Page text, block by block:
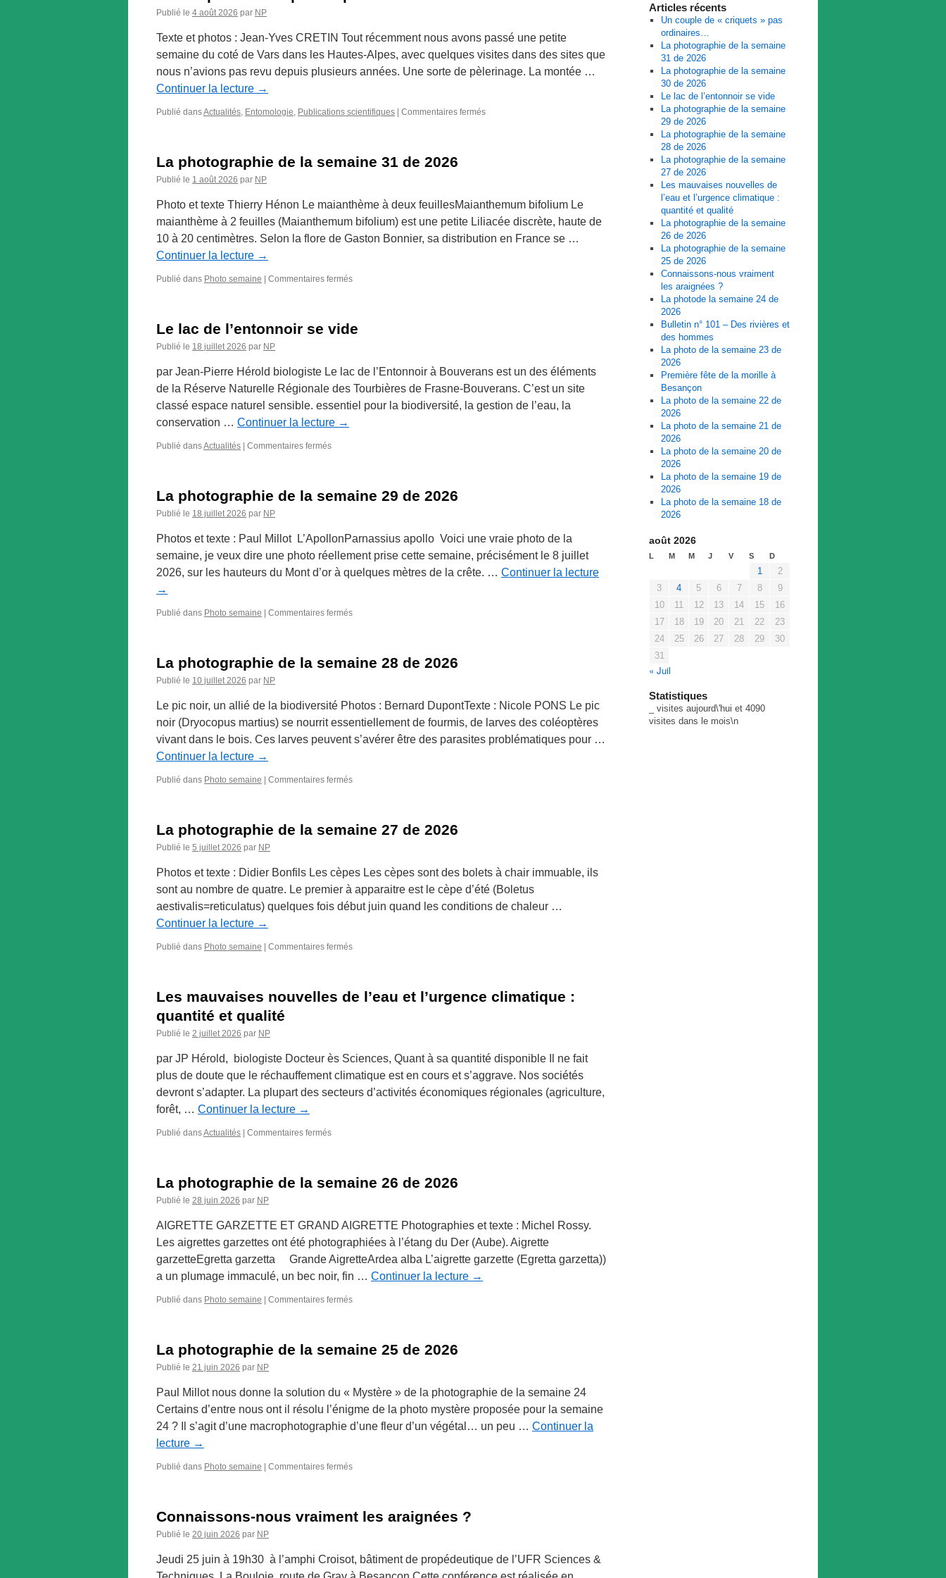
Publié le 4 août 2026 par NP
Texte et photos : Jean-Yves CRETIN Tout récemment nous avons passé une petite
semaine du coté de Vars dans les Hautes-Alpes, avec quelques visites dans des sites que
nous n’avions pas revu depuis plusieurs années. Une sorte de pèlerinage. La montée …
Continuer la lecture →
Publié dansActualités, Entomologie, Publications scientifiques Commentaires ferméssur
La photographie de la semaine 31 de 2026
Publié le 1 août 2026 par NP
Photo et texte Thierry Hénon Le maianthème à deux feuillesMaianthemum bifolium Le
maianthème à 2 feuilles (Maianthemum bifolium) est une petite Liliacée discrète, haute de
10 à 20 centimètres. Selon la flore de Gaston Bonnier, sa distribution en France se …
Continuer la lecture →
Publié dans Photo semaine Commentaires ferméssur
la
de
Le lac de l’entonnoir se vide
Publié le 18 juillet 2026 par NP
par Jean-Pierre Hérold biologiste Le lac de l’Entonnoir à Bouverans est un des éléments
de la Réserve Naturelle Régionale des Tourbières de Frasne-Bouverans. C’est un site
classé espace naturel sensible. essentiel pour la biodiversité, la gestion de l’eau, la
conservation … Continuer la lecture →
Publié dansActualités Commentaires ferméssur
l’entonnoir
La photographie de la semaine 29 de 2026
Publié le 18 juillet 2026 par NP
Photos et texte : Paul Millot L’ApollonParnassius apollo Voici une vraie photo de la
semaine, je veux dire une photo réellement prise cette semaine, précisément le 8 juillet
2026, sur les hauteurs du Mont d’or à quelques mètres de la crête. … Continuer la lecture
→
Publié dans Photo semaine Commentaires ferméssur
la
de
La photographie de la semaine 28 de 2026
Publié le 10 juillet 2026 par NP
Le pic noir, un allié de la biodiversité Photos : Bernard DupontTexte : Nicole PONS Le pic
noir (Dryocopus martius) se nourrit essentiellement de fourmis, de larves des coléoptères
vivant dans le bois. Ces larves peuvent s’avérer être des parasites problématiques pour …
Continuer la lecture →
Publié dans Photo semaine Commentaires ferméssur
la
de
La photographie de la semaine 27 de 2026
Publié le 5 juillet 2026 par NP
Photos et texte : Didier Bonfils Les cèpes Les cèpes sont des bolets à chair immuable, ils
sont au nombre de quatre. Le premier à apparaitre est le cèpe d’été (Boletus
aestivalis=reticulatus) quelques fois début juin quand les conditions de chaleur …
Continuer la lecture →
Publié dans Photo semaine Commentaires ferméssur
la
Les mauvaises nouvelles de l’eau et l’urgence climatique :
quantité et qualité
Publié le 2 juillet 2026 par NP
par JP Hérold, biologiste Docteur ès Sciences, Quant à sa quantité disponible Il ne fait
plus de doute que le réchauffement climatique est en cours et s’aggrave. Nos sociétés
devront s’adapter. La plupart des secteurs d’activités économiques régionales (agriculture,
forêt, … Continuer la lecture →
Publié dansActualités Commentaires ferméssur
de
climatique :
et
qualité
La photographie de la semaine 26 de 2026
Publié le 28 juin 2026 par NP
AIGRETTE GARZETTE ET GRAND AIGRETTE Photographies et texte : Michel Rossy.
Les aigrettes garzettes ont été photographiées à l’étang du Der (Aube). Aigrette
garzetteEgretta garzetta Grande AigretteArdea alba L’aigrette garzette (Egretta garzetta))
a un plumage immaculé, un bec noir, fin … Continuer la lecture →
Publié dans Photo semaine Commentaires ferméssur
la
de
2026
La photographie de la semaine 25 de 2026
Publié le 21 juin 2026 par NP
Paul Millot nous donne la solution du « Mystère » de la photographie de la semaine 24
Certains d’entre nous ont il résolu l’énigme de la photo mystère proposée pour la semaine
24 ? Il s’agit d’une macrophotographie d’une fleur d’un végétal… un peu … Continuer la
lecture →
Publié dans Photo semaine Commentaires ferméssur
la
de
2026
Connaissons-nous vraiment les araignées ?
Publié le 20 juin 2026 par NP
Jeudi 25 juin à 19h30 à l’amphi Croisot, bâtiment de propédeutique de l’UFR Sciences &
Articles récents
Un couple de « criquets » pas
ordinaires…
La photographie de la semaine
31 de 2026
La photographie de la semaine
30 de 2026
Le lac de l’entonnoir se vide
La photographie de la semaine
29 de 2026
La photographie de la semaine
28 de 2026
La photographie de la semaine
27 de 2026
Les mauvaises nouvelles de
l’eau et l’urgence climatique :
quantité et qualité
La photographie de la semaine
26 de 2026
La photographie de la semaine
25 de 2026
Connaissons-nous vraiment
les araignées ?
La photode la semaine 24 de
2026
Bulletin n° 101 – Des rivières et
des hommes
La photo de la semaine 23 de
2026
Première fête de la morille à
Besançon
La photo de la semaine 22 de
2026
La photo de la semaine 21 de
2026
La photo de la semaine 20 de
2026
La photo de la semaine 19 de
2026
La photo de la semaine 18 de
2026
août 2026
L M M J V S D
1
2
3
4 5 6 7 8
9
10
11 12 13 14 15
16
17
18 19 20 21 22
23
24
25 26 27 28 29
30
31
« Juil
Statistiques
visites aujourd\'hui et 4090
visites dans le mois\n